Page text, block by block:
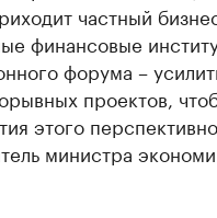
частный
финансовые
форума –
проектов,
этого
министра